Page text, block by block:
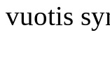
vuotis